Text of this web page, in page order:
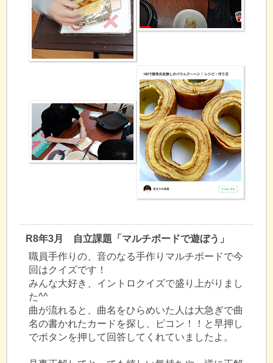
R8年3月 自立課題「マルチボードで遊ぼう」
職員手作りの、音のなる手作りマルチボードで今
回はクイズです！
みんな大好き、イントロクイズで盛り上がりまし
た^^
曲が流れると、曲名をひらめいた人は大急ぎで曲
名の書かれたカードを探し、ピコン！！と早押し
でボタンを押して回答してくれていましたよ。